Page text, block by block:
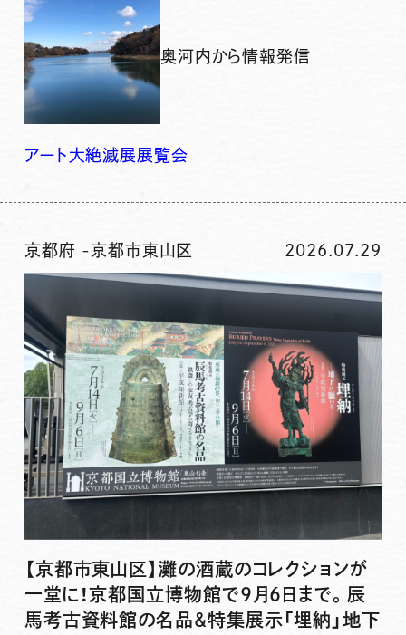
奥河内から情報発信
アート 大絶滅展展覧会
京都府 -京都市東山区 2026.07.29
【京都市東山区】灘の酒蔵のコレクションが
一堂に！京都国立博物館で9月6日まで。辰
馬考古資料館の名品&特集展示「埋納」地下